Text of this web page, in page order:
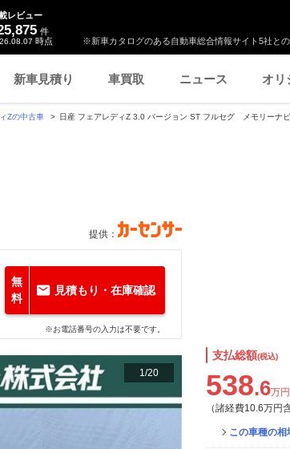
※新車カタログのある自動車総合情報サイト5社と
レビュー
件
時点
新車見積り 車買取 ニュース オリ
Zの中古車 日産 フェアレディZ 3.0 バージョン ST フルセグ メモリーナビ
提供：
無
料
見積もり・在庫確認
※お電話番号の入力は不要です。
1/20
支払総額(税込)
538.6万円
（諸経費10.6万円
この車種の相